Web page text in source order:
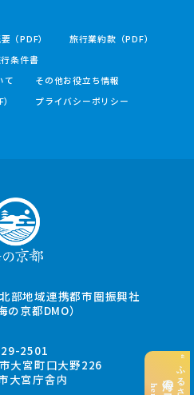
（PDF）
旅行業約款（PDF）
条件書
て
その他お役立ち情報
プライバシーポリシー
部地域連携都市圏振興社
の京都DMO）
2501
大宮町口大野226
大宮庁舎内